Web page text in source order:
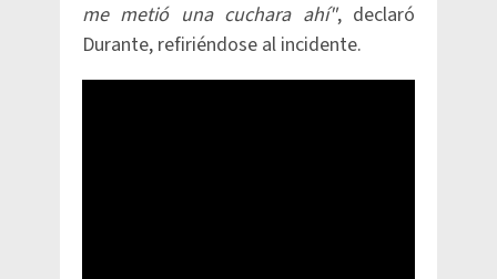
me metió una cuchara ahí", declaró
Durante, refiriéndose al incidente.